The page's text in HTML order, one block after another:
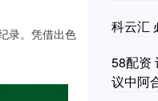
录。凭借出色
科云汇
58配资
议中阿